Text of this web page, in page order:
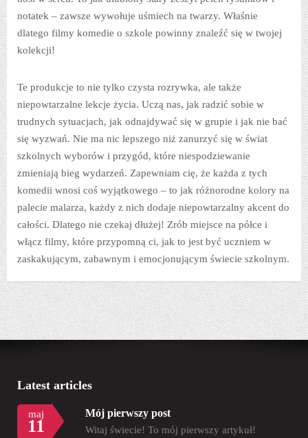
notatek – zawsze wywołuje uśmiech na twarzy. Właśnie
dlatego filmy komedie o szkole powinny znaleźć się w twojej
kolekcji!
Te produkcje to nie tylko czysta rozrywka, ale także
niepowtarzalne lekcje życia. Uczą nas, jak radzić sobie w
trudnych sytuacjach, jak odnajdywać się w grupie i jak nie bać
się wyzwań. Nie ma nic lepszego niż zanurzyć się w świat
szkolnych wyborów i przygód, które niespodziewanie
zmieniają bieg wydarzeń. Zapewniam cię, że każda z tych
komedii wnosi coś wyjątkowego – to jak różnorodne kolory na
palecie malarza, każdy z nich dodaje niepowtarzalny akcent do
całości. Dlatego nie czekaj dłużej! Zrób miejsce na półce i
włącz filmy, które przypomną ci, jak to jest być uczniem w
zaskakującym, zabawnym i emocjonującym świecie szkolnym.
Latest articles
maj
11
Mój pierwszy post
Witaj świecie! To mój pierwszy artykuł!